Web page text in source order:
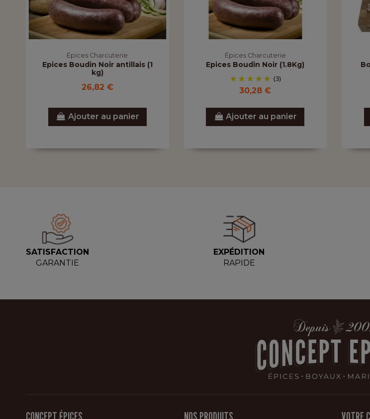
Épices Charcuterie
Epices Boudin Noir antillais (1
kg)
26,82 €
Ajouter au panier
Épices Charcuterie
Epices Boudin Noir (1.8Kg)
(3)
30,28 €
Ajouter au panier
SATISFACTION
GARANTIE
EXPÉDITION
RAPIDE